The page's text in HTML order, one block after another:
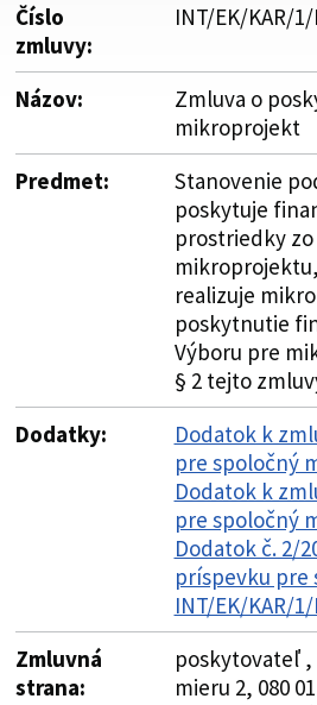
Číslo
zmluvy:
INT/EK/KAR/
Názov:
Zmluva o
mikroprojekt
Predmet:
Stanovenie
poskytuje
prostriedky
realizuje
poskytnutie
Výboru pre
§ 2 tejto
Dodatky:
Dodatok k
pre spoločný
Dodatok k
pre spoločný
Dodatok č. 2/
príspevku pre
INT/EK/KAR/
Zmluvná
strana:
poskytovateľ ,
mieru 2, 080